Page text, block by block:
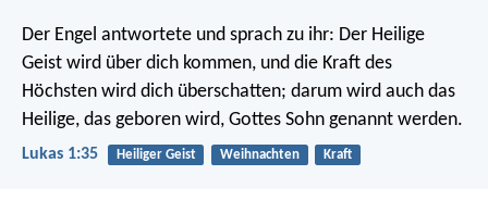
Der Engel antwortete und sprach zu ihr: Der Heilige
Geist wird über dich kommen, und die Kraft des
Höchsten wird dich überschatten; darum wird auch das
Heilige, das geboren wird, Gottes Sohn genannt werden.
Lukas 1:35 Heiliger Geist Weihnachten Kraft